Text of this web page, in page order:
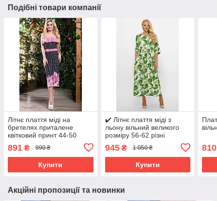
Подібні товари компанії
Літнє плаття міді на
бретелях приталене
квітковий принт 44-50
891 ₴ 990 ₴
Купити
✔️ Літнє плаття міді з
льону вільний великого
розміру 56-62 різні
945₴ 1 050 ₴
Купити
810
Акційні пропозиції та новинки